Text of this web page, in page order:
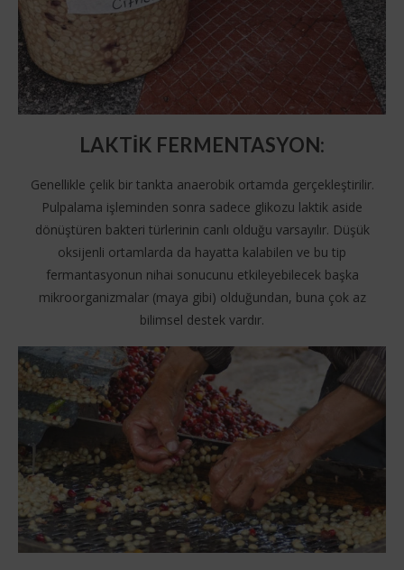
LAKTİK FERMENTASYON:
Genellikle çelik bir tankta anaerobik ortamda gerçekleştirilir.
Pulpalama işleminden sonra sadece glikozu laktik aside
dönüştüren bakteri türlerinin canlı olduğu varsayılır. Düşük
oksijenli ortamlarda da hayatta kalabilen ve bu tip
fermantasyonun nihai sonucunu etkileyebilecek başka
mikroorganizmalar (maya gibi) olduğundan, buna çok az
bilimsel destek vardır.